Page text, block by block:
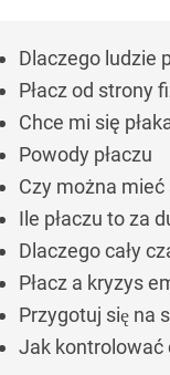
Dlaczego ludzie
Płacz od strony
Chce mi się
Powody płaczu
Czy można mieć
Ile płaczu to za
Dlaczego cały
Płacz a kryzys
Przygotuj się na
Jak kontrolować